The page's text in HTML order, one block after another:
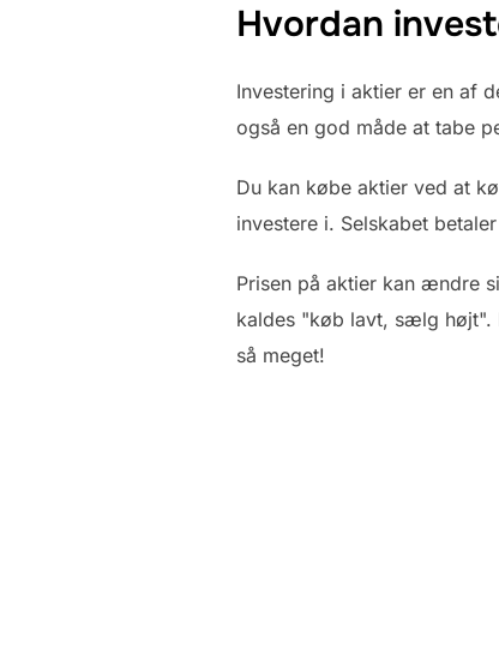
Hvordan
Investering i aktier er en af
også en god måde at tabe
Du kan købe aktier ved at
investere i. Selskabet
Prisen på aktier kan ændre
kaldes "køb lavt, sælg højt".
så meget!